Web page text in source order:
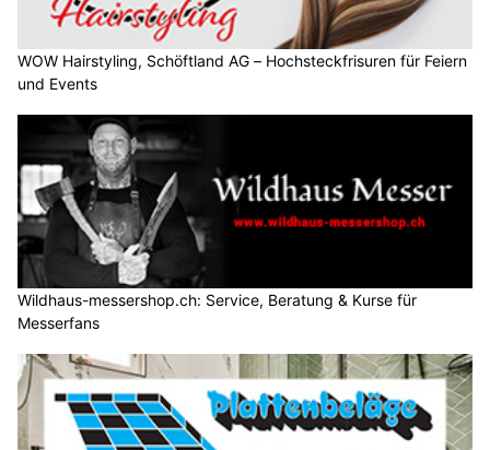
WOW Hairstyling, Schöftland AG – Hochsteckfrisuren für Feiern
und Events
Wildhaus-messershop.ch: Service, Beratung & Kurse für
Messerfans